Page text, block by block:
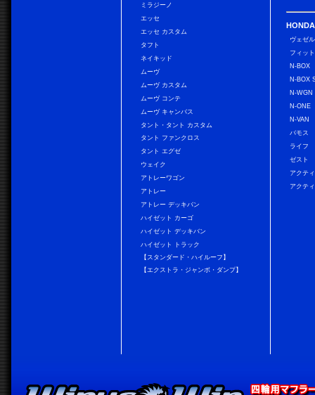
ミラジーノ
エッセ
エッセ カスタム
タフト
ネイキッド
ムーヴ
ムーヴ カスタム
ムーヴ コンテ
ムーヴ キャンバス
タント・タント カスタム
タント ファンクロス
タント エグゼ
ウェイク
アトレーワゴン
アトレー
アトレー デッキバン
ハイゼット カーゴ
ハイゼット デッキバン
ハイゼット トラック
【スタンダード・ハイルーフ】
【エクストラ・ジャンボ・ダンプ】
HONDA
ヴェゼル
フィット
N-BOX
N-BOX
N-WGN
N-ONE
N-VAN
バモス
ライフ
ゼスト
アクテ
アクテ